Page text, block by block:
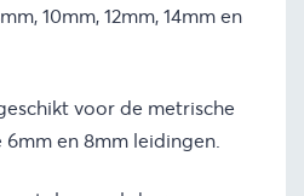
10mm, 12mm, 14mm en
voor de metrische
en 8mm leidingen.